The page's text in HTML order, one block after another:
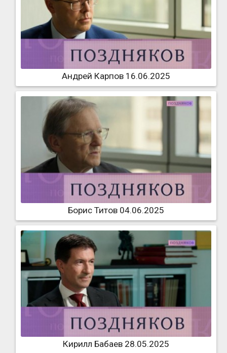
Андрей Карпов 16.06.2025
Борис Титов 04.06.2025
Кирилл Бабаев 28.05.2025